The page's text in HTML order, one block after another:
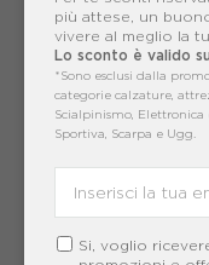
più attese, un
vivere al meglio la
Lo sconto è valido
*Sono esclusi dalla
categorie calzature,
Scialpinismo, Elettronica
Sportiva, Scarpa e Ugg.
Si, voglio